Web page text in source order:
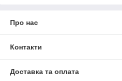
Про нас
Контакти
Доставка та оплата